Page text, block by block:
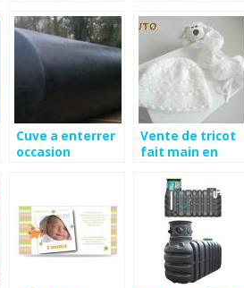
Cuve a enterrer
occasion
Vente de tricot
fait main en